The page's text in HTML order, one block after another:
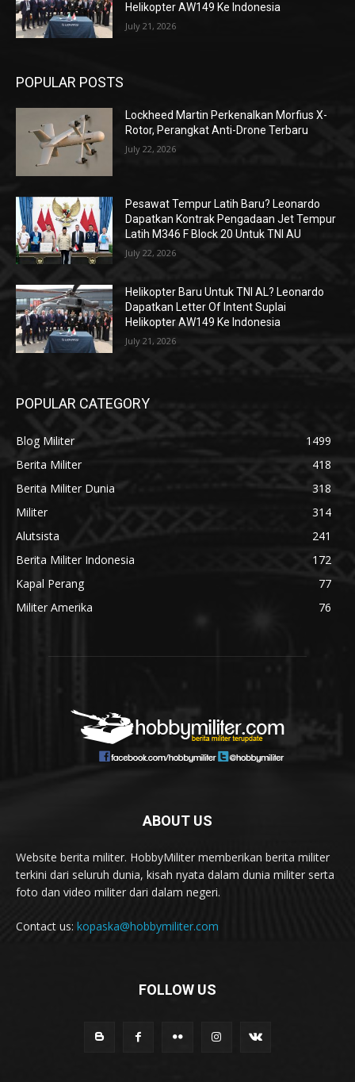
Helikopter AW149 Ke Indonesia
July 21, 2026
POPULAR POSTS
Lockheed Martin Perkenalkan Morfius X-
Rotor, Perangkat Anti-Drone Terbaru
July 22, 2026
Pesawat Tempur Latih Baru? Leonardo
Dapatkan Kontrak Pengadaan Jet Tempur
Latih M346 F Block 20 Untuk TNI AU
July 22, 2026
Helikopter Baru Untuk TNI AL? Leonardo
Dapatkan Letter Of Intent Suplai
Helikopter AW149 Ke Indonesia
July 21, 2026
POPULAR CATEGORY
Blog Militer
1499
Berita Militer
418
Berita Militer Dunia
318
Militer
314
Alutsista
241
Berita Militer Indonesia
172
Kapal Perang
77
Militer Amerika
76
ABOUT US
Website berita militer. HobbyMiliter memberikan berita militer
terkini dari seluruh dunia, kisah nyata dalam dunia militer serta
foto dan video militer dari dalam negeri.
Contact us: kopaska@hobbymiliter.com
FOLLOW US